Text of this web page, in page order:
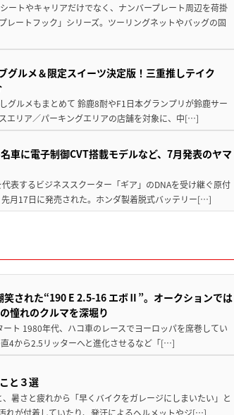
ートやキャリアだけでなく、ナンバープレート周辺を荷掛
レートフック」シリーズ。ツーリングネットやバッグの固
グルメ＆限定スイーツ決定版！三重推しテイク
グルメもまとめて 鈴鹿8耐やF1日本グランプリが鈴鹿サー
エリア／パーキングエリアの店舗を対象に、中[…]
車に電子制御CVT搭載モデルなど、7月発表のヤマ
表するビジネススクーター「ギア」のDNAを受け継ぐ原付
月17日に発売された。ホンダ製着脱式バッテリー[…]
笑された“190 E 2.5-16 エボⅡ”。オークションでは
憧れのクルマを深堀り
ト 1980年代、ハコ車のレースでヨーロッパを席巻してい
4から2.5リッターへと進化させるなど「[…]
と３選
暑さと疲れから「早くバイクをガレージにしまいたい」と
れが付着していたり、発汗によるヘルメットやジ[…]